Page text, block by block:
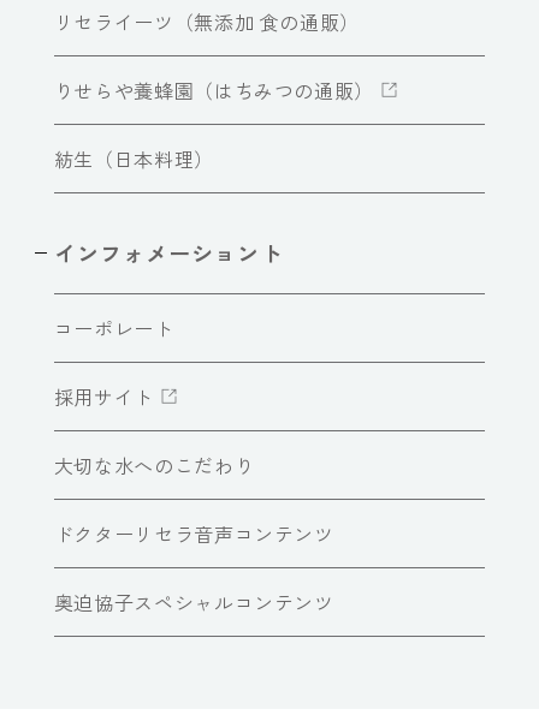
リセライーツ（無添加 食の通販）
りせらや養蜂園（はちみつの通販）
紡生（日本料理）
インフォメーショント
コーポレート
採用サイト
大切な水へのこだわり
ドクターリセラ音声コンテンツ
奥迫協子スペシャルコンテンツ